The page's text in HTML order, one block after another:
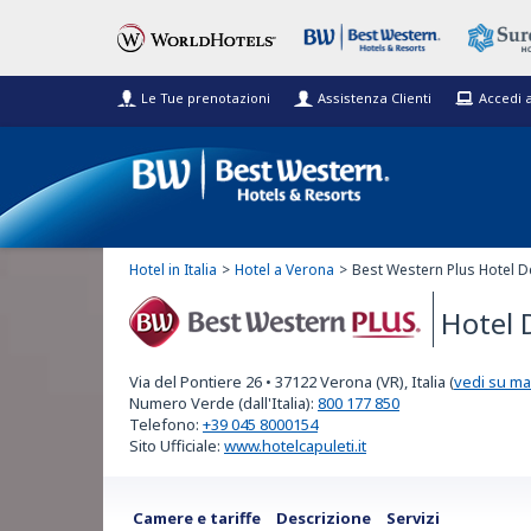
Le Tue prenotazioni Assistenza Clienti Accedi
Hotel in Italia Hotel a Verona Best Western Plus Hotel
Best Western Plus
Hotel
Via del Pontiere 26 • 37122Verona (VR), Italia (vedi su
Numero Verde (dall'Italia): 800 177 850
Telefono: +39 045 8000154
Sito Ufficiale: www.hotelcapuleti.it
Camere e tariffe Descrizione Servizi